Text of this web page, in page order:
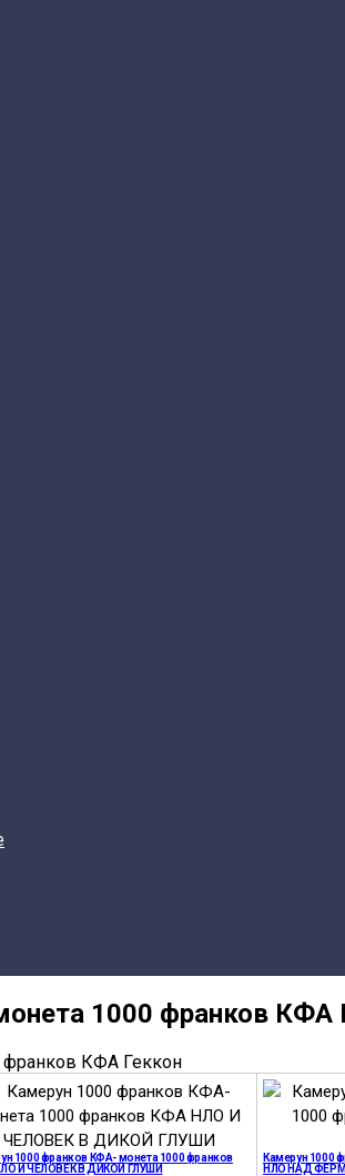
1000 франков КФА
1000 франков КФА- монета 1000 франков
И ЧЕЛОВЕК В ДИКОЙ ГЛУШИ
Камерун 1000
НЛО НАД